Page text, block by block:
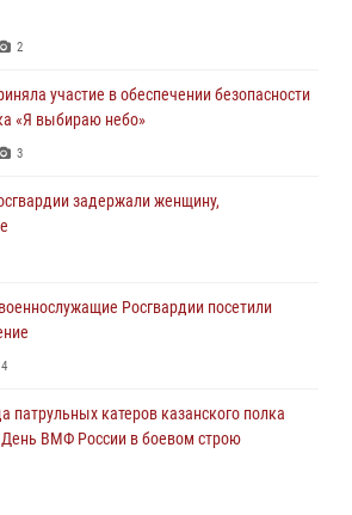
2
участие в обеспечении безопасности
«Я выбираю небо»
3
задержали женщину,
Росгвардии посетили
4
патрульных катеров казанского полка
ВМФ России в боевом строю